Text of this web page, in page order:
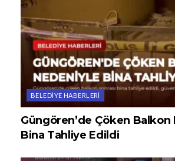
BELEDIYE HABERLERI
Güngören’de Çöken Balkon
Bina Tahliye Edildi